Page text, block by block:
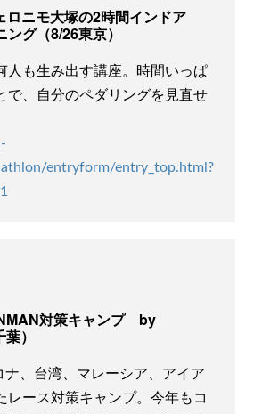
ロニモ大塚の2時間インドア
グ（8/26東京）
人も生み出す講座。時間いっぱ
で、自分のペダリングを見直せ
entryform/entry_top.html?
対策キャンプ by
）
ナ、台湾、マレーシア、アイア
レース対策キャンプ。今年もコ